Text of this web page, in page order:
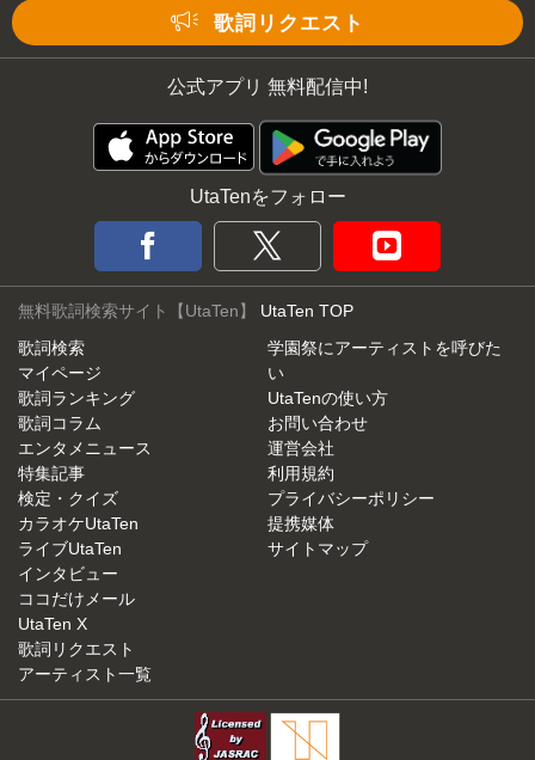
歌詞リクエスト
公式アプリ 無料配信中!
UtaTenをフォロー
無料歌詞検索サイト【UtaTen】 UtaTen TOP
歌詞検索
マイページ
歌詞ランキング
歌詞コラム
エンタメニュース
特集記事
検定・クイズ
カラオケUtaTen
ライブUtaTen
インタビュー
ココだけメール
UtaTen X
歌詞リクエスト
アーティスト一覧
学園祭にアーティストを呼びた
い
UtaTenの使い方
お問い合わせ
運営会社
利用規約
プライバシーポリシー
提携媒体
サイトマップ